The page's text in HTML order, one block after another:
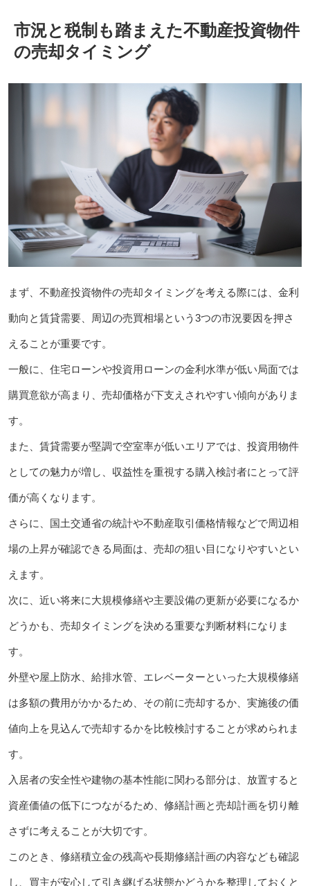
市況と税制も踏まえた不動産投資物件
の売却タイミング
まず、不動産投資物件の売却タイミングを考える際には、金利
動向と賃貸需要、周辺の売買相場という3つの市況要因を押さ
えることが重要です。
一般に、住宅ローンや投資用ローンの金利水準が低い局面では
購買意欲が高まり、売却価格が下支えされやすい傾向がありま
す。
また、賃貸需要が堅調で空室率が低いエリアでは、投資用物件
としての魅力が増し、収益性を重視する購入検討者にとって評
価が高くなります。
さらに、国土交通省の統計や不動産取引価格情報などで周辺相
場の上昇が確認できる局面は、売却の狙い目になりやすいとい
えます。
次に、近い将来に大規模修繕や主要設備の更新が必要になるか
どうかも、売却タイミングを決める重要な判断材料になりま
す。
外壁や屋上防水、給排水管、エレベーターといった大規模修繕
は多額の費用がかかるため、その前に売却するか、実施後の価
値向上を見込んで売却するかを比較検討することが求められま
す。
入居者の安全性や建物の基本性能に関わる部分は、放置すると
資産価値の低下につながるため、修繕計画と売却計画を切り離
さずに考えることが大切です。
このとき、修繕積立金の残高や長期修繕計画の内容なども確認
し、買主が安心して引き継げる状態かどうかを整理しておくと